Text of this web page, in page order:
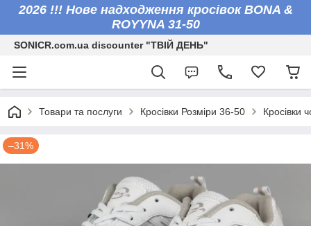
2026 !!! Нове надходження кросівок BONA &
ROYYNA 31-50
SONICR.com.ua discounter "ТВІЙ ДЕНЬ"
Товари та послуги Кросівки Розміри 36-50 Кросівки
–31%